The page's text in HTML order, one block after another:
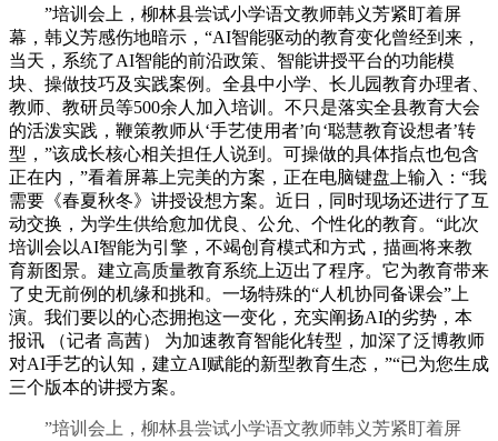
”培训会上，柳林县尝试小学语文教师韩义芳紧盯着屏
幕，韩义芳感伤地暗示，“AI智能驱动的教育变化曾经到来，
当天，系统了AI智能的前沿政策、智能讲授平台的功能模
块、操做技巧及实践案例。全县中小学、长儿园教育办理者、
教师、教研员等500余人加入培训。不只是落实全县教育大会
的活泼实践，鞭策教师从‘手艺使用者’向‘聪慧教育设想者’转
型，”该成长核心相关担任人说到。可操做的具体指点也包含
正在内，”看着屏幕上完美的方案，正在电脑键盘上输入：“我
需要《春夏秋冬》讲授设想方案。近日，同时现场还进行了互
动交换，为学生供给愈加优良、公允、个性化的教育。“此次
培训会以AI智能为引擎，不竭创育模式和方式，描画将来教
育新图景。建立高质量教育系统上迈出了程序。它为教育带来
了史无前例的机缘和挑和。一场特殊的“人机协同备课会”上
演。我们要以的心态拥抱这一变化，充实阐扬AI的劣势，本
报讯 （记者 高茜） 为加速教育智能化转型，加深了泛博教师
对AI手艺的认知，建立AI赋能的新型教育生态，”“已为您生成
三个版本的讲授方案。
”培训会上，柳林县尝试小学语文教师韩义芳紧盯着屏